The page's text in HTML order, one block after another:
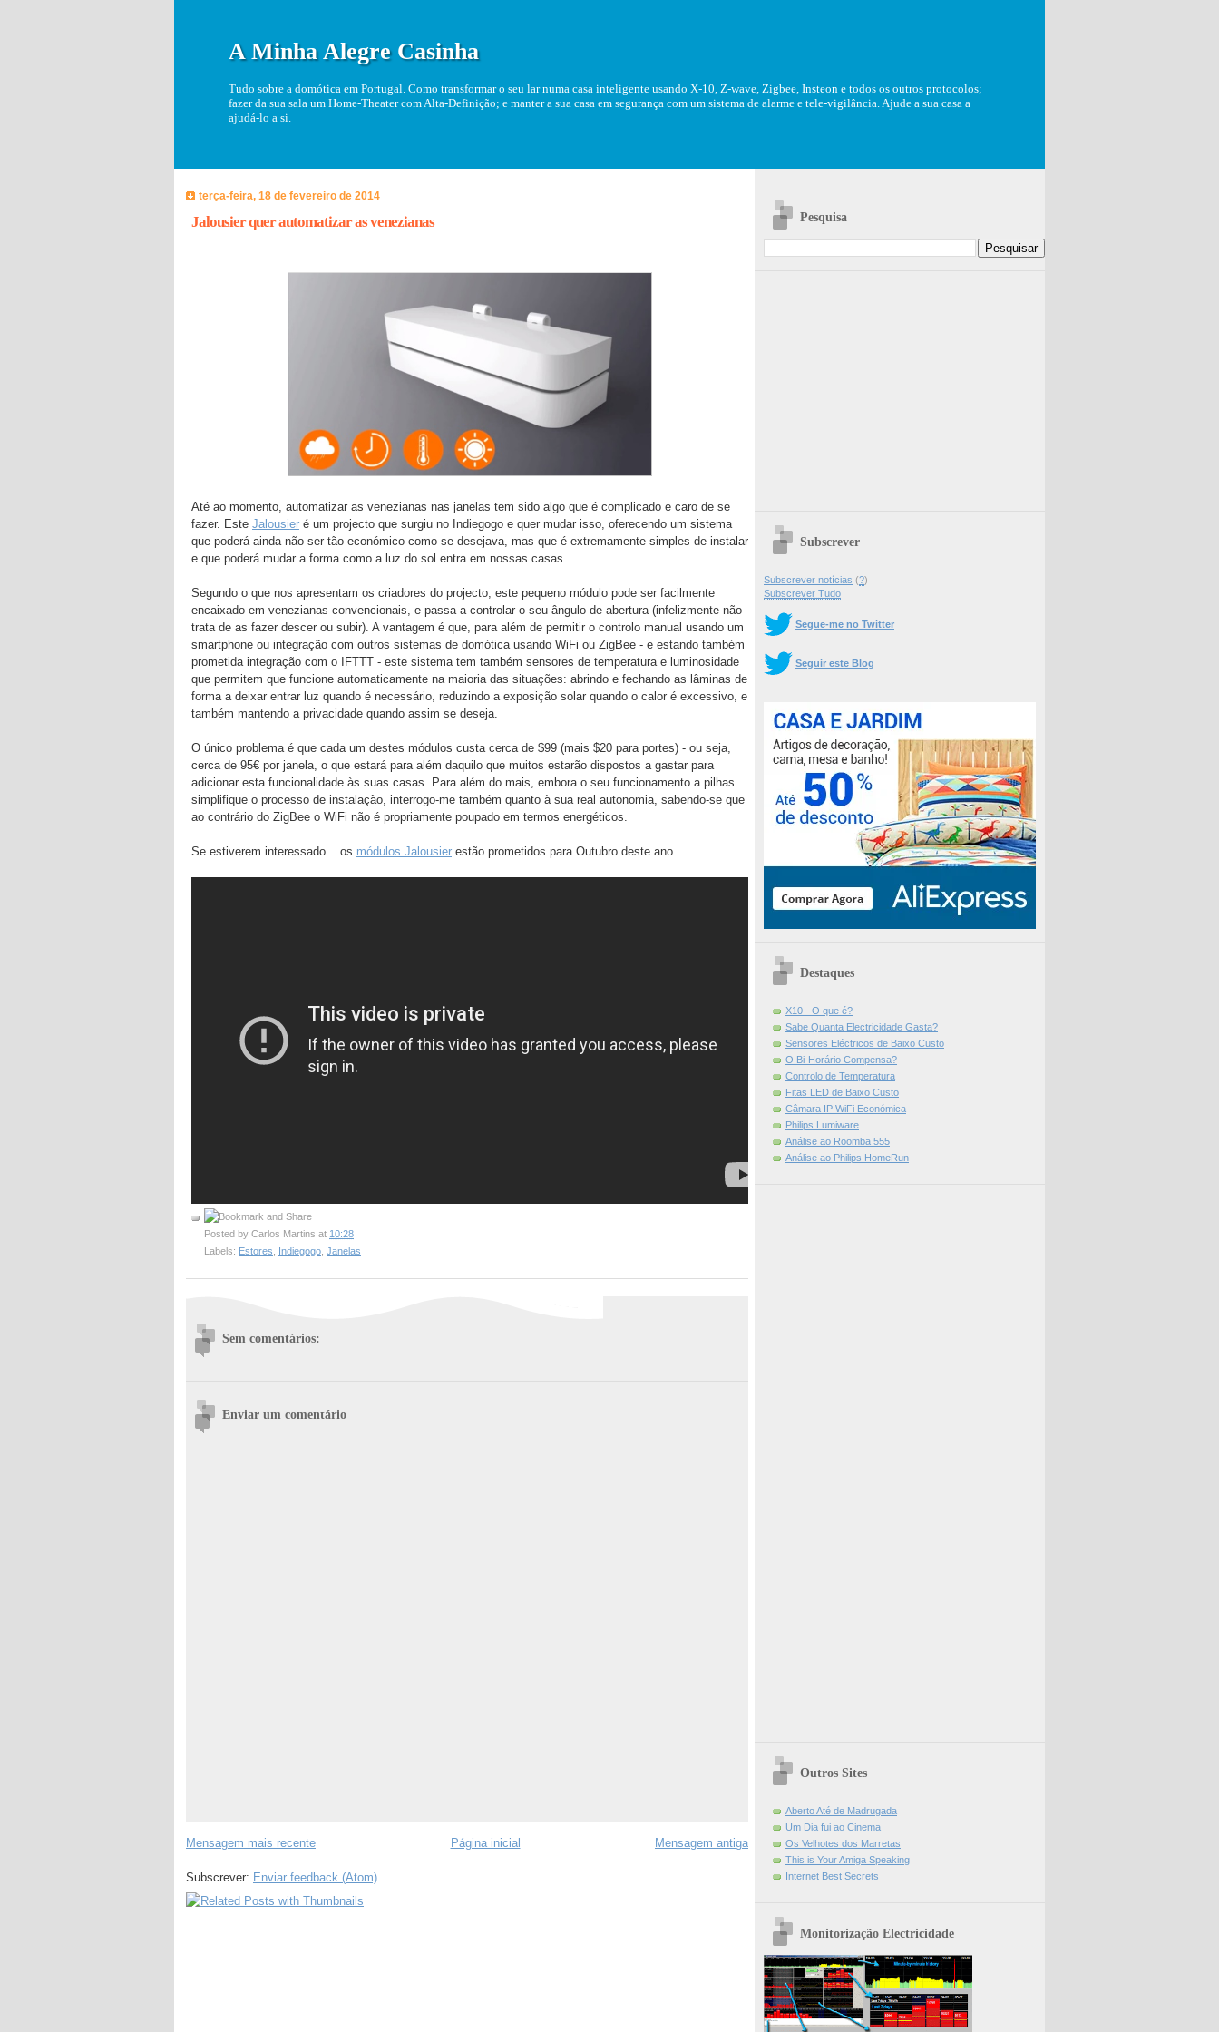
A Minha Alegre Casinha
Tudo sobre a domótica em Portugal. Como transformar o seu lar numa casa inteligente usando X-10, Z-wave, Zigbee, Insteon e todos os outros protocolos;
fazer da sua sala um Home-Theater com Alta-Definição; e manter a sua casa em segurança com um sistema de alarme e tele-vigilância. Ajude a sua casa a
ajudá-lo a si.
terça-feira, 18 de fevereiro de 2014
Jalousier quer automatizar as venezianas
Até ao momento, automatizar as venezianas nas janelas tem sido algo que é complicado e caro de se
fazer. Este Jalousier é um projecto que surgiu no Indiegogo e quer mudar isso, oferecendo um sistema
que poderá ainda não ser tão económico como se desejava, mas que é extremamente simples de instalar
e que poderá mudar a forma como a luz do sol entra em nossas casas.
Segundo o que nos apresentam os criadores do projecto, este pequeno módulo pode ser facilmente
encaixado em venezianas convencionais, e passa a controlar o seu ângulo de abertura (infelizmente não
trata de as fazer descer ou subir). A vantagem é que, para além de permitir o controlo manual usando um
smartphone ou integração com outros sistemas de domótica usando WiFi ou ZigBee - e estando também
prometida integração com o IFTTT - este sistema tem também sensores de temperatura e luminosidade
que permitem que funcione automaticamente na maioria das situações: abrindo e fechando as lâminas de
forma a deixar entrar luz quando é necessário, reduzindo a exposição solar quando o calor é excessivo, e
também mantendo a privacidade quando assim se deseja.
O único problema é que cada um destes módulos custa cerca de $99 (mais $20 para portes) - ou seja,
cerca de 95€ por janela, o que estará para além daquilo que muitos estarão dispostos a gastar para
adicionar esta funcionalidade às suas casas. Para além do mais, embora o seu funcionamento a pilhas
simplifique o processo de instalação, interrogo-me também quanto à sua real autonomia, sabendo-se que
ao contrário do ZigBee o WiFi não é propriamente poupado em termos energéticos.
Se estiverem interessado... os módulos Jalousier estão prometidos para Outubro deste ano.
Posted by Carlos Martins at 10:28
Labels: Estores, Indiegogo, Janelas
Sem comentários:
Enviar um comentário
Mensagem mais recente Mensagem antiga
Página inicial
Subscrever: Enviar feedback (Atom)
Pesquisa
Subscrever
Subscrever notícias (?)
Subscrever Tudo
Segue-me no Twitter
Seguir este Blog
Destaques
X10 - O que é?
Sabe Quanta Electricidade Gasta?
Sensores Eléctricos de Baixo Custo
O Bi-Horário Compensa?
Controlo de Temperatura
Fitas LED de Baixo Custo
Câmara IP WiFi Económica
Philips Lumiware
Análise ao Roomba 555
Análise ao Philips HomeRun
Outros Sites
Aberto Até de Madrugada
Um Dia fui ao Cinema
Os Velhotes dos Marretas
This is Your Amiga Speaking
Internet Best Secrets
Monitorização Electricidade